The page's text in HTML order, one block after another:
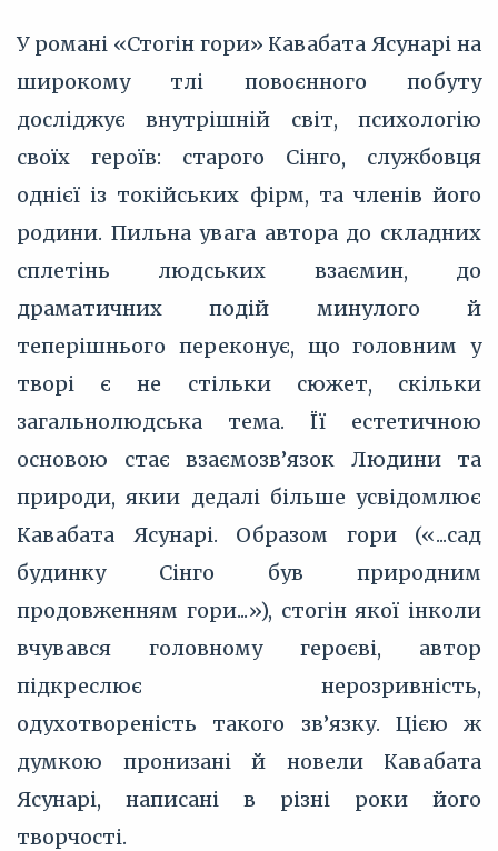
У романі «Стогін гори» Кавабата Ясунарі на
широкому тлі повоєнного побуту
досліджує внутрішній світ, психологію
своїх героїв: старого Сінго, службовця
однієї із токійських фірм, та членів його
родини. Пильна увага автора до складних
сплетінь людських взаємин, до
драматичних подій минулого й
теперішнього переконує, що головним у
творі є не стільки сюжет, скільки
загальнолюдська тема. Її естетичною
основою стає взаємозв’язок Людини та
природи, якии дедалі більше усвідомлює
Кавабата Ясунарі. Образом гори («...сад
будинку Сінго був природним
продовженням гори...»), стогін якої інколи
вчувався головному героєві, автор
підкреслює нерозривність,
одухотвореність такого зв’язку. Цією ж
думкою пронизані й новели Кавабата
Ясунарі, написані в різні роки його
творчості.